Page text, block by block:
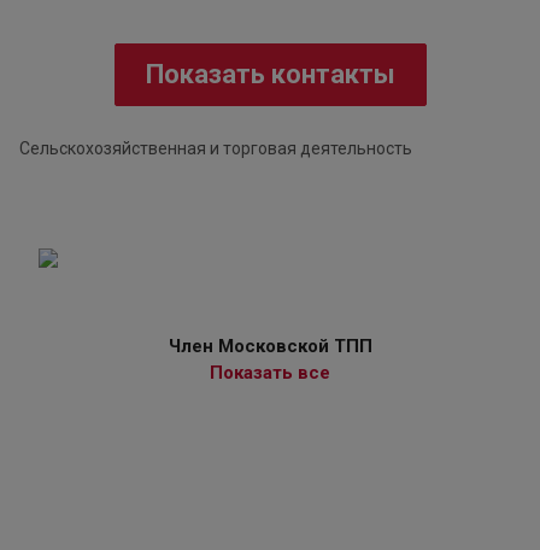
Показать контакты
Сельскохозяйственная и торговая деятельность
Член Московской ТПП
Показать все